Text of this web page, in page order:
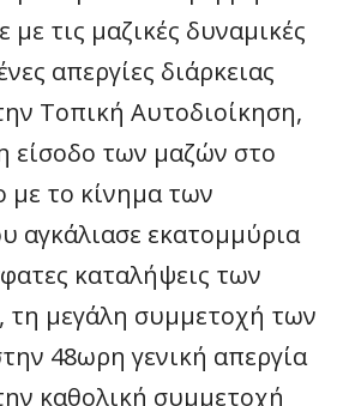
με τις μαζικές δυναμικές
απεργίες διάρκειας
Τοπική Αυτοδιοίκηση,
είσοδο των μαζών στο
με το κίνημα των
αγκάλιασε εκατομμύρια
καταλήψεις των
τη μεγάλη συμμετοχή των
48ωρη γενική απεργία
καθολική συμμετοχή